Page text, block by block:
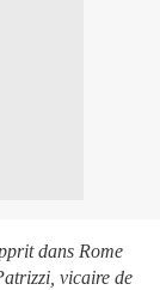
dans Rome
vicaire de